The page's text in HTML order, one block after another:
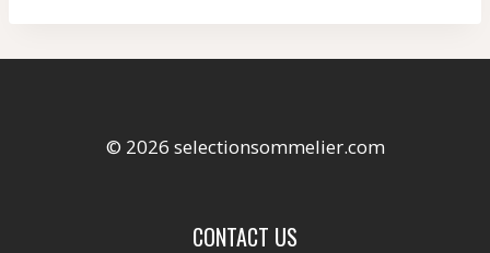
© 2026 selectionsommelier.com
CONTACT US